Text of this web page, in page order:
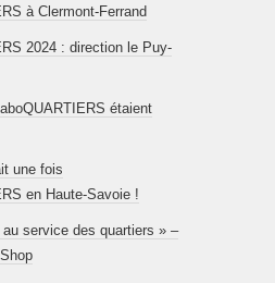
à Clermont-Ferrand
2024 : direction le Puy-
étaient
une fois
en Haute-Savoie !
au service des quartiers » –